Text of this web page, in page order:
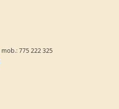
mob.: 775 222 325